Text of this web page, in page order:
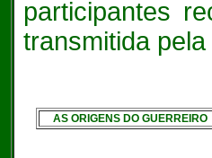
participantes
transmitida
AS ORIGENS DO GUERREIRO